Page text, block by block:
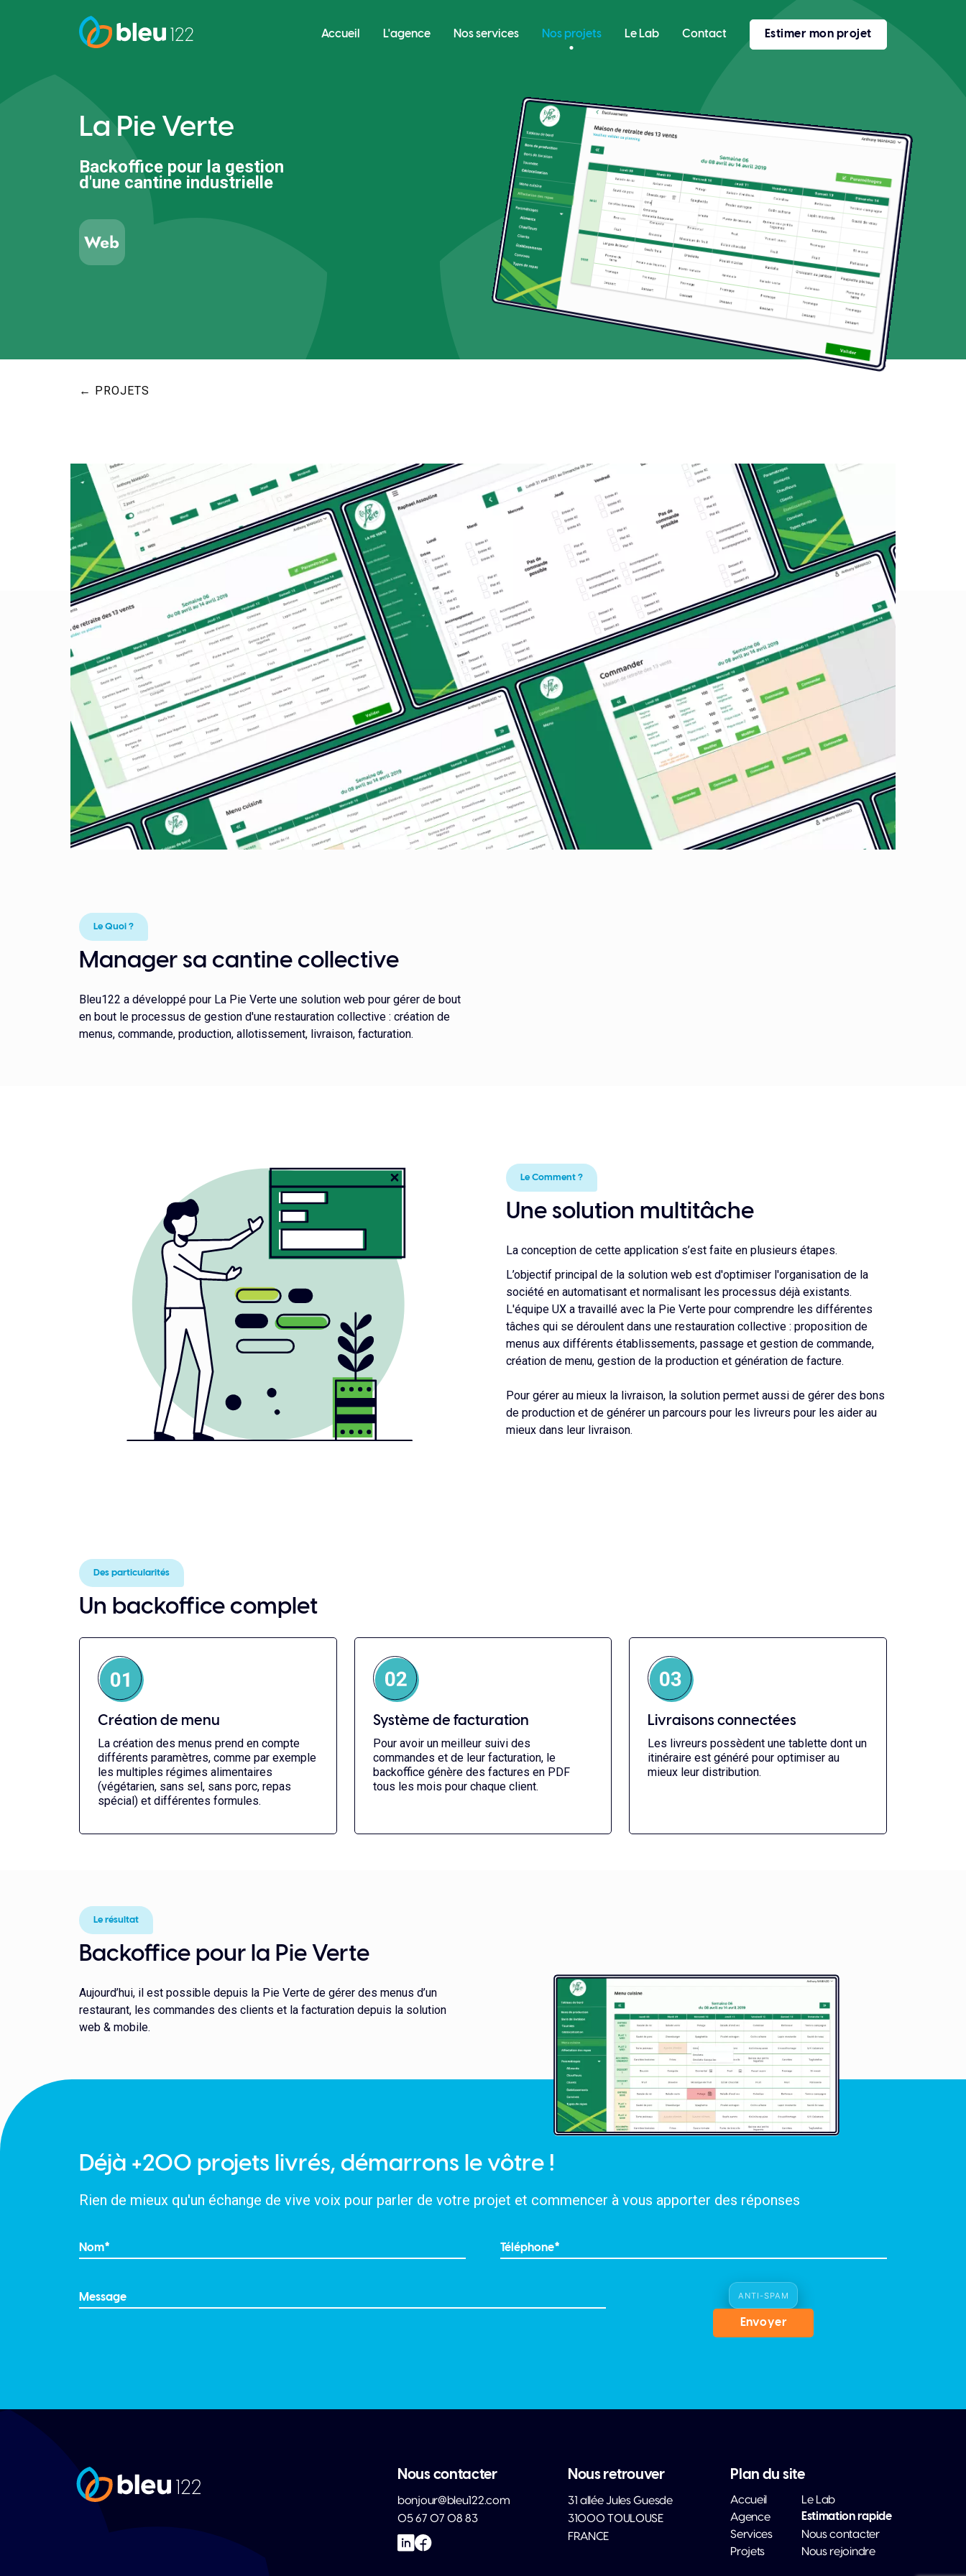
Accueil L'agence Nos services Nos projets Le Lab Contact Estimer mon projet
La Pie Verte
Backoffice pour la gestion
d'une cantine industrielle
← PROJETS
Le Quoi ?
Manager sa cantine collective
Bleu122 a développé pour La Pie Verte une solution web pour gérer de bout
en bout le processus de gestion d'une restauration collective : création de
menus, commande, production, allotissement, livraison, facturation.
Le Comment ?
Une solution multitâche
La conception de cette application s’est faite en plusieurs étapes.
L’objectif principal de la solution web est d'optimiser l'organisation de la
société en automatisant et normalisant les processus déjà existants.
L'équipe UX a travaillé avec la Pie Verte pour comprendre les différentes
tâches qui se déroulent dans une restauration collective : proposition de
menus aux différents établissements, passage et gestion de commande,
création de menu, gestion de la production et génération de facture.
Pour gérer au mieux la livraison, la solution permet aussi de gérer des bons
de production et de générer un parcours pour les livreurs pour les aider au
mieux dans leur livraison.
Des particularités
Un backoffice complet
Création de menu
La création des menus prend en compte
différents paramètres, comme par exemple
les multiples régimes alimentaires
(végétarien, sans sel, sans porc, repas
spécial) et différentes formules.
Système de facturation
Pour avoir un meilleur suivi des
commandes et de leur facturation, le
backoffice génère des factures en PDF
tous les mois pour chaque client.
Livraisons connectées
Les livreurs possèdent une tablette dont un
itinéraire est généré pour optimiser au
mieux leur distribution.
Le résultat
Backoffice pour la Pie Verte
Aujourd’hui, il est possible depuis la Pie Verte de gérer des menus d’un
restaurant, les commandes des clients et la facturation depuis la solution
web & mobile.
Déjà +200 projets livrés, démarrons le vôtre !
Rien de mieux qu'un échange de vive voix pour parler de votre projet et commencer à vous apporter des réponses
ANTI-SPAM
Envoyer
Nous contacter
bonjour@bleu122.com
05 67 07 08 83
Nous retrouver
31 allée Jules Guesde
31000 TOULOUSE
FRANCE
Plan du site
Accueil
Agence
Services
Projets
Le Lab
Estimation rapide
Nous contacter
Nous rejoindre